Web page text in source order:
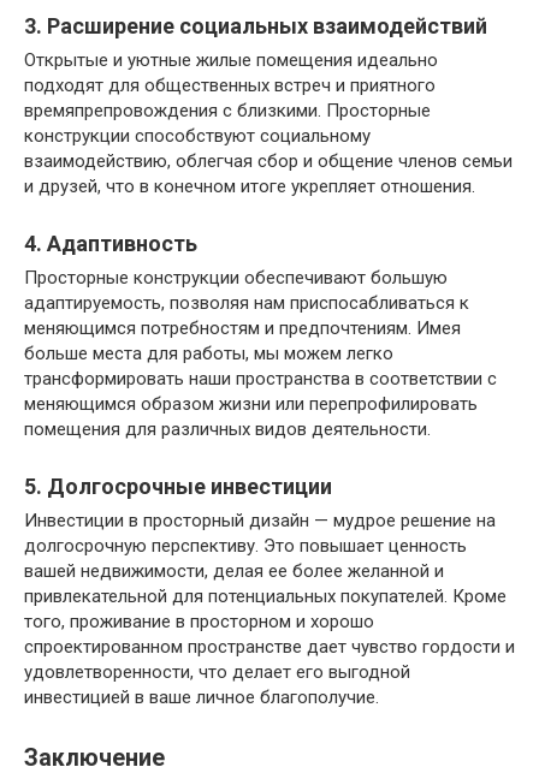
3. Расширение социальных взаимодействий
Открытые и уютные жилые помещения идеально
подходят для общественных встреч и приятного
времяпрепровождения с близкими. Просторные
конструкции способствуют социальному
взаимодействию, облегчая сбор и общение членов семьи
и друзей, что в конечном итоге укрепляет отношения.
4. Адаптивность
Просторные конструкции обеспечивают большую
адаптируемость, позволяя нам приспосабливаться к
меняющимся потребностям и предпочтениям. Имея
больше места для работы, мы можем легко
трансформировать наши пространства в соответствии с
меняющимся образом жизни или перепрофилировать
помещения для различных видов деятельности.
5. Долгосрочные инвестиции
Инвестиции в просторный дизайн — мудрое решение на
долгосрочную перспективу. Это повышает ценность
вашей недвижимости, делая ее более желанной и
привлекательной для потенциальных покупателей. Кроме
того, проживание в просторном и хорошо
спроектированном пространстве дает чувство гордости и
удовлетворенности, что делает его выгодной
инвестицией в ваше личное благополучие.
Заключение